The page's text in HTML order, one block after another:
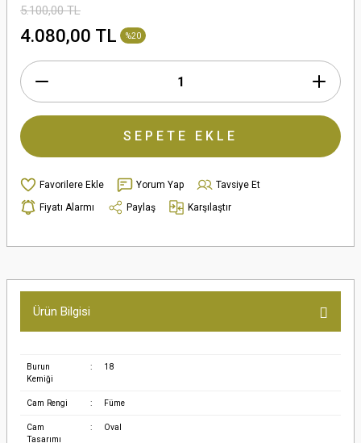
5.100,00 TL
4.080,00 TL %20
SEPETE EKLE
Yorum Yap
Tavsiye Et
Fiyatı Alarmı
Paylaş Karşılaştır
Ürün Bilgisi
Burun
Kemiği
: 18
Cam Rengi : Füme
Cam
Tasarımı
: Oval